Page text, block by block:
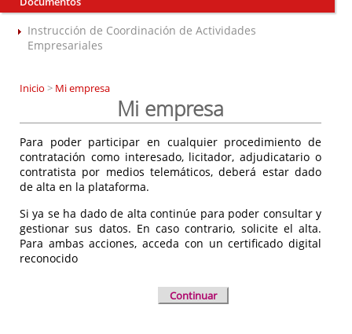
Instrucción de Coordinación de Actividades
Empresariales
Inicio > Mi empresa
Mi empresa
Para poder participar en cualquier procedimiento de
contratación como interesado, licitador, adjudicatario o
contratista por medios telemáticos, deberá estar dado
de alta en la plataforma.
Si ya se ha dado de alta continúe para poder consultar y
gestionar sus datos. En caso contrario, solicite el alta.
Para ambas acciones, acceda con un certificado digital
reconocido
Continuar